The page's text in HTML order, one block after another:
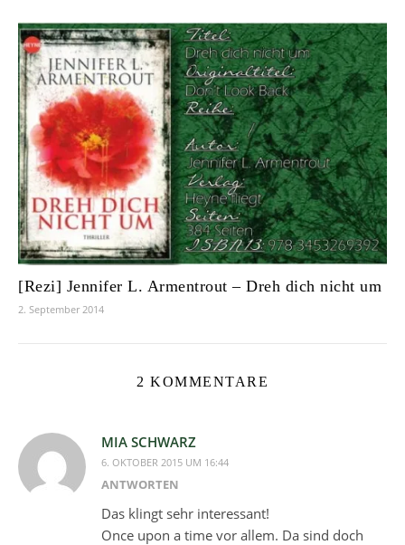
[Rezi] Jennifer L. Armentrout – Dreh dich nicht um
2. September 2014
2 KOMMENTARE
MIA SCHWARZ
6. OKTOBER 2015 UM 16:44
ANTWORTEN
Das klingt sehr interessant!
Once upon a time vor allem. Da sind doch